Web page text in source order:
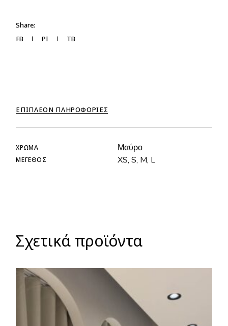
Share:
FB
PI TB
ΕΠΙΠΛΈΟΝ ΠΛΗΡΟΦΟΡΊΕΣ
ΧΡΏΜΑ Μαύρο
ΜΈΓΕΘΟΣ XS, S, M, L
Σχετικά προϊόντα